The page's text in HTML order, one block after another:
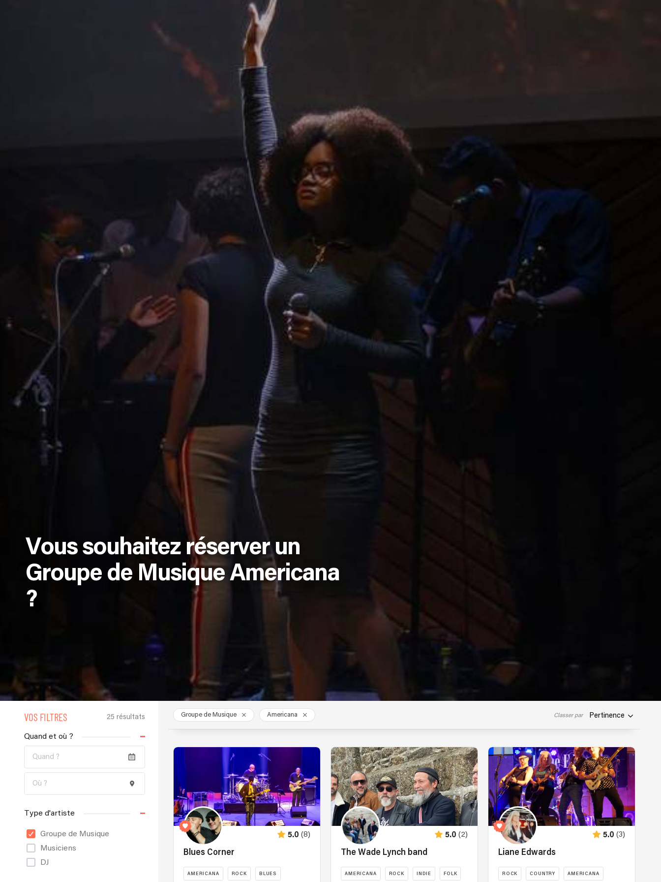
Vous souhaitez réserver un
Groupe de Musique Americana
?
VOS FILTRES 25 résultats
Quand et où ?
Type d'artiste
Groupe de Musique
Musiciens
DJ
Groupe de Musique Americana Classer par Pertinence
5.0 (8)
Blues Corner
AMERICANA ROCK BLUES
5.0 (2)
The Wade Lynch band
AMERICANA ROCK INDIE FOLK
5.0 (3)
Liane Edwards
ROCK COUNTRY AMERICANA